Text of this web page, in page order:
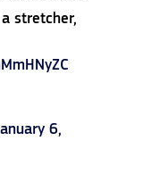
stretcher,
6,